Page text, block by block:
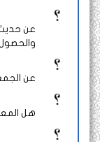
عن
عن
هل